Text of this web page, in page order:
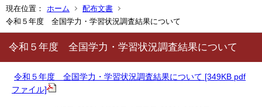
現在位置： ホーム
配布文書
令和５年度 全国学力・学習状況調査結果について
令和５年度 全国学力・学習状況調査結果について
令和５年度 全国学力・学習状況調査結果について [349KB pdf
ファイル]